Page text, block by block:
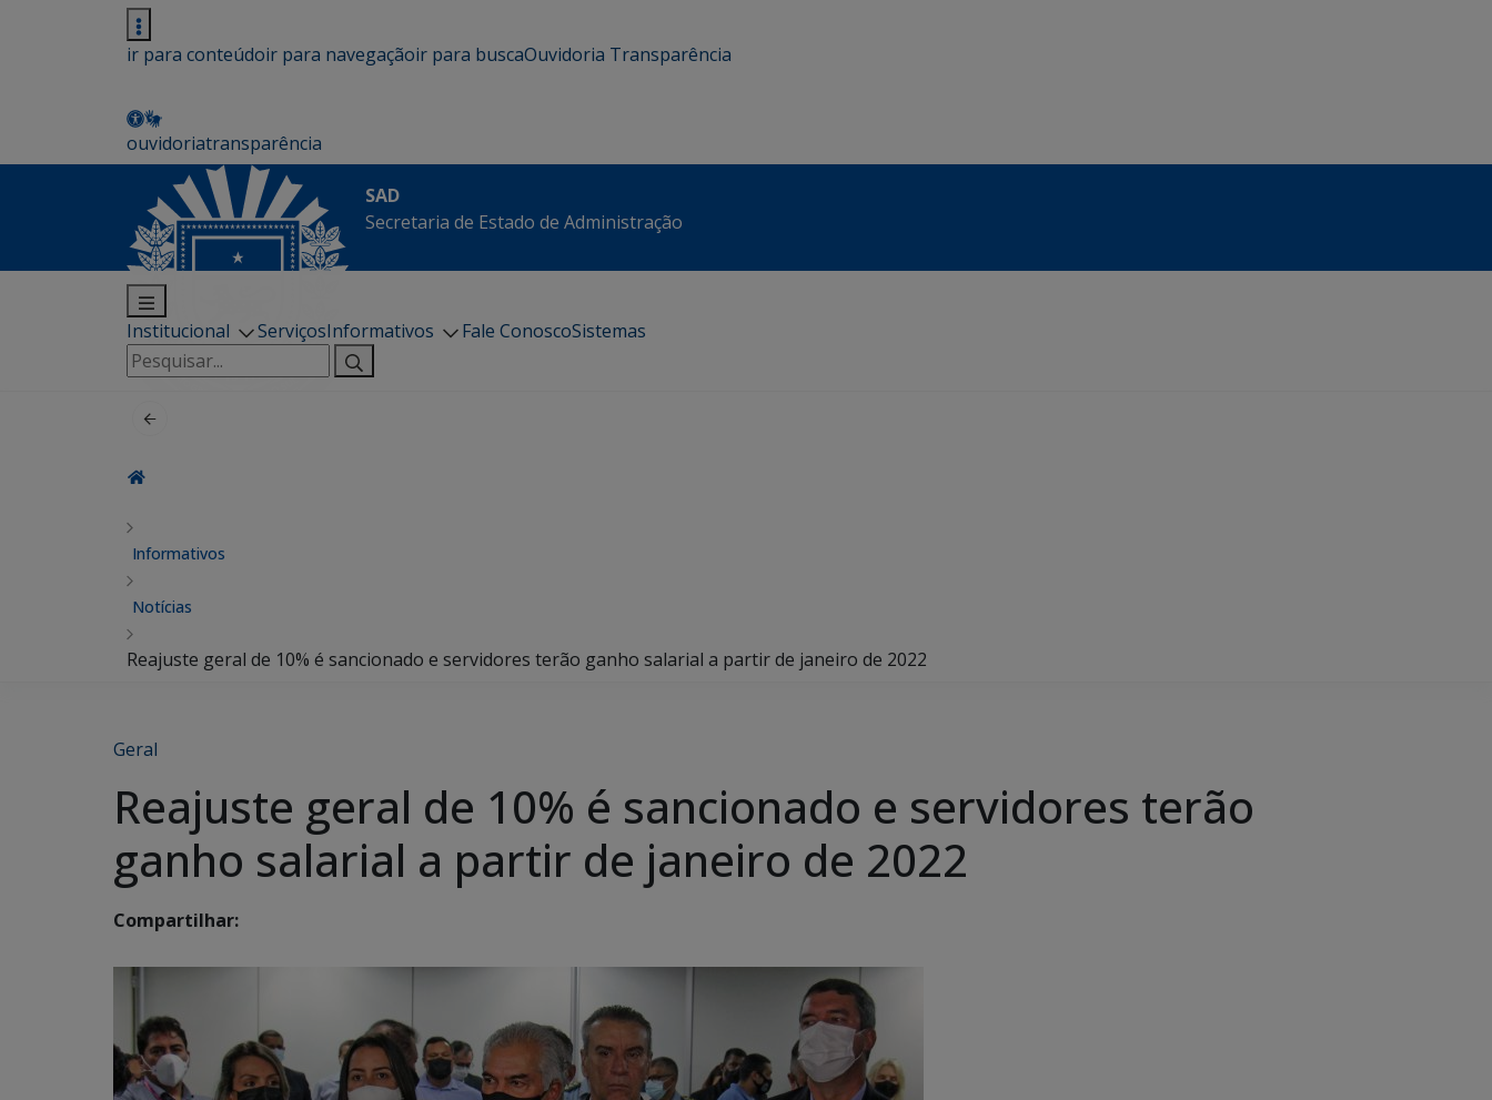
ir para conteúdoir para navegaçãoir para buscaOuvidoria Transparência
ouvidoriatransparência
SAD
Secretaria de Estado de Administração
Institucional ServiçosInformativos Fale ConoscoSistemas
Pesquisar
por:
Informativos
Notícias
Reajuste geral de 10% é sancionado e servidores terão ganho salarial a partir de janeiro de 2022
Geral
Reajuste geral de 10% é sancionado e servidores terão
ganho salarial a partir de janeiro de 2022
Compartilhar: